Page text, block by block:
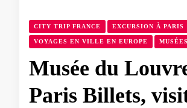
CITY TRIP FRANCE EXCURSION À PARIS
VOYAGES EN VILLE EN EUROPE
Musée du
Paris Billets,